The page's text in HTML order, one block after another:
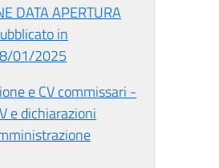
DATA APERTURA
in
01/2025
e CV commissari -
e dichiarazioni